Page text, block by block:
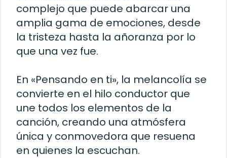
complejo que puede abarcar una
amplia gama de emociones, desde
la tristeza hasta la añoranza por lo
que una vez fue.
En «Pensando en ti», la melancolía se
convierte en el hilo conductor que
une todos los elementos de la
canción, creando una atmósfera
única y conmovedora que resuena
en quienes la escuchan.